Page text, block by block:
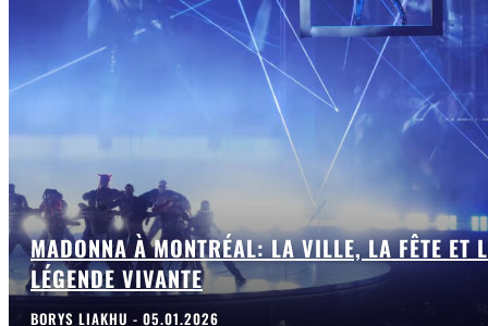
MADONNA À MONTRÉAL: LA VILLE, LA FÊTE ET
LÉGENDE VIVANTE
BORYS LIAKHU - 05.01.2026